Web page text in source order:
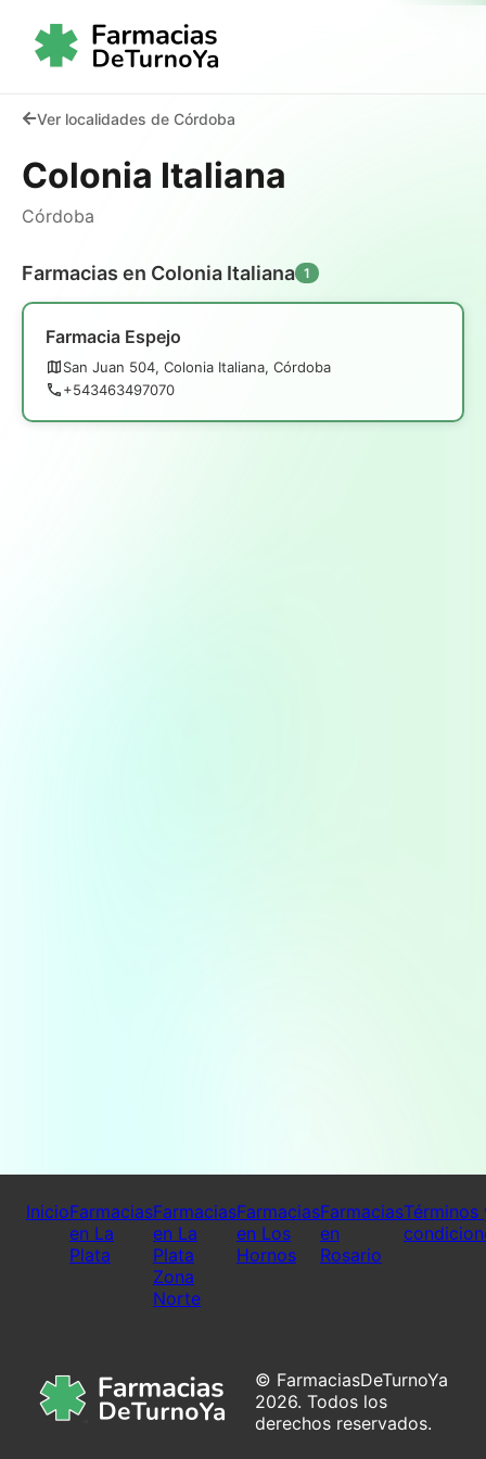
Ver localidades de Córdoba
Colonia Italiana
Córdoba
Farmacias en Colonia Italiana 1
Farmacia Espejo
San Juan 504, Colonia Italiana, Córdoba
+543463497070
InicioFarmacias
en La
Plata
Farmacias
en La
Plata
Zona
Norte
Farmacias
en Los
Hornos
Farmacias
en
Rosario
Términos
© FarmaciasDeTurnoYa
2026. Todos los
derechos reservados.